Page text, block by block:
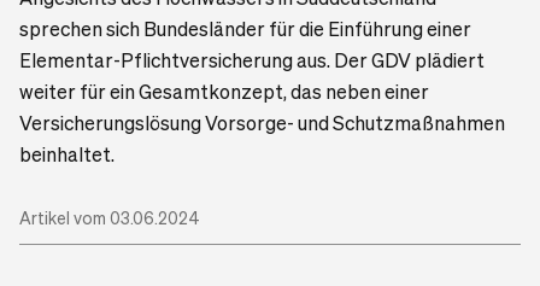
sprechen sich Bundesländer für die Einführung einer
Elementar-Pflichtversicherung aus. Der GDV plädiert
weiter für ein Gesamtkonzept, das neben einer
Versicherungslösung Vorsorge- und Schutzmaßnahmen
beinhaltet.
Artikel vom 03.06.2024